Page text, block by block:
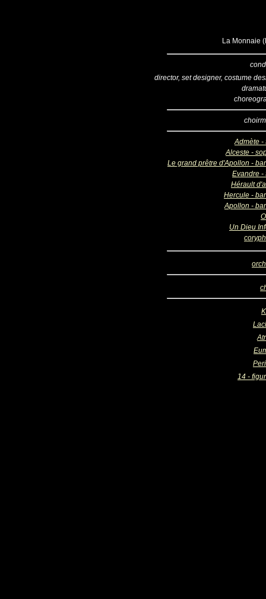
La Monnaie
director, set designer, costume
Admète -
Alceste -
Le grand prêtre d'Apollon -
Evandre -
Hérault
Hercule -
Apollon -
Un Dieu
14 -